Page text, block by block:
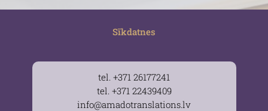
Sīkdatnes
tel. +371 26177241
tel. +371 22439409
info@amadotranslations.lv